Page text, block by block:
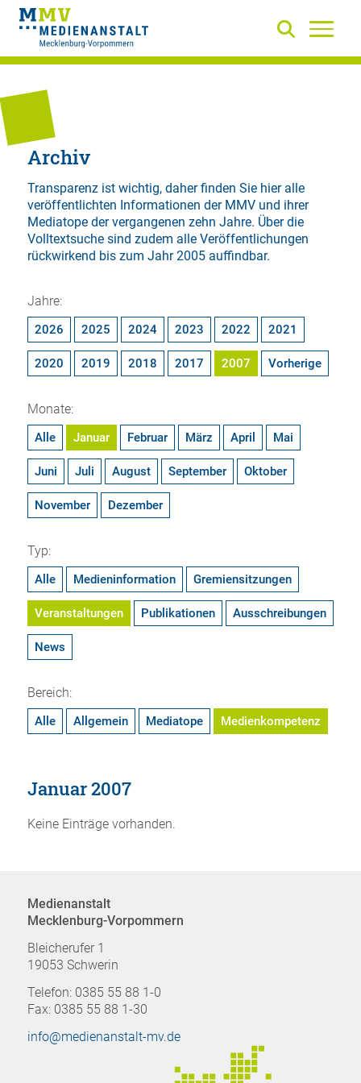
Archiv
Transparenz ist wichtig, daher finden Sie hier alle
veröffentlichten Informationen der MMV und ihrer
Mediatope der vergangenen zehn Jahre. Über die
Volltextsuchesind zudem alle Veröffentlichungen
rückwirkend bis zum Jahr 2005 auffindbar.
Jahre:
2026 2025 2024 2023 2022 2021
2020 2019 2018 2017 2007 Vorherige
Monate:
Alle Januar Februar März April Mai
Juni Juli August September Oktober
November Dezember
Typ:
Alle Medieninformation Gremiensitzungen
Veranstaltungen Publikationen Ausschreibungen
News
Bereich:
Alle Allgemein Mediatope Medienkompetenz
Januar 2007
Keine Einträge vorhanden.
Medienanstalt
Mecklenburg-Vorpommern
Bleicherufer 1
19053 Schwerin
Telefon: 0385 55 88 1-0
Fax: 0385 55 88 1-30
info@medienanstalt-mv.de